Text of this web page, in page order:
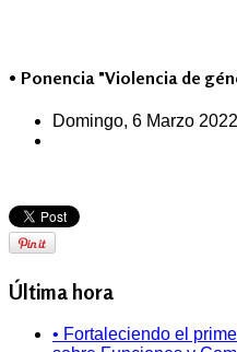
• Ponencia "Violencia de
Domingo, 6 Marzo 2022
Última hora
• Fortaleciendo el